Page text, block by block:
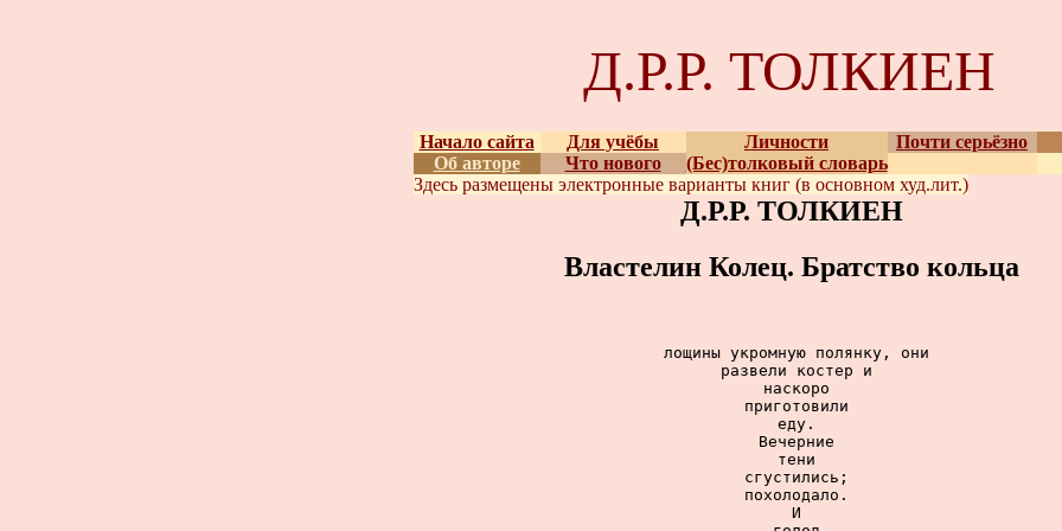
Д.Р.Р. ТОЛКИЕН
Начало сайта Для учёбы Личности Почти серьёзно
Об авторе
Что нового (Бес)толковый словарь
Здесь размещены электронные варианты книг (в основном худ.лит.)
Д.Р.Р. ТОЛКИЕН
Властелин Колец. Братство кольца
лощины укромную полянку, они
развели костер и
наскоро
приготовили
еду.
Вечерние
тени
сгустились;
похолодало.
И